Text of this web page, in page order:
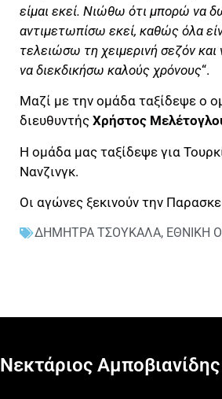
είμαι εκεί. Νιώθω ότι μπορώ να
αντιμετωπίσω εκεί, καθώς όλα
τελειώσω τη χειμερινή σεζόν
να διεκδικήσω καλούς χρόνους“.
Μαζί με την ομάδα ταξίδεψε ο
διευθυντής Χρήστος
Η ομάδα μας ταξίδεψε για
Νανζινγκ.
Οι αγώνες ξεκινούν την
ΔΗΜΗΤΡΑ ΤΣΟΥΚΑΛΑ, ΕΘΝΙΚΗ
Νεκτάριος Αμποβιανίδης